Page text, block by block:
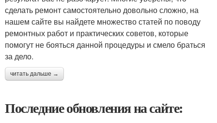
сделать ремонт самостоятельно довольно сложно, на
нашем сайте вы найдете множество статей по поводу
ремонтных работ и практических советов, которые
помогут не бояться данной процедуры и смело браться
за дело.
читать дальше →
Последние обновления на сайте: